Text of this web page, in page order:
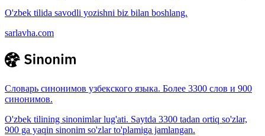
O'zbek tilida savodli yozishni biz bilan boshlang.
sarlavha.com
Словарь синонимов узбекского языка. Более 3300 слов и 900
синонимов.
O'zbek tilining sinonimlar lug'ati. Saytda 3300 tadan ortiq so'zlar,
900 ga yaqin sinonim so'zlar to'plamiga jamlangan.